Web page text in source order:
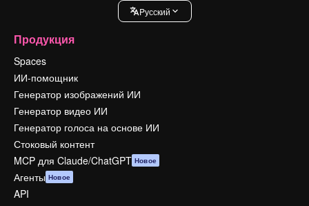
Pусский
Продукция
Spaces
ИИ-помощник
Генератор изображений ИИ
Генератор видео ИИ
Генератор голоса на основе ИИ
Стоковый контент
MCP для Claude/ChatGPT Новое
Агенты Новое
API